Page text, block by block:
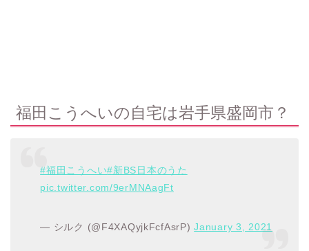
福田こうへいの自宅は岩手県盛岡市？
#福田こうへい#新BS日本のうた
pic.twitter.com/9erMNAagFt
— シルク (@F4XAQyjkFcfAsrP)January 3, 2021